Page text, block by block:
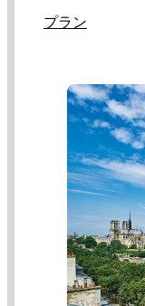
プラン